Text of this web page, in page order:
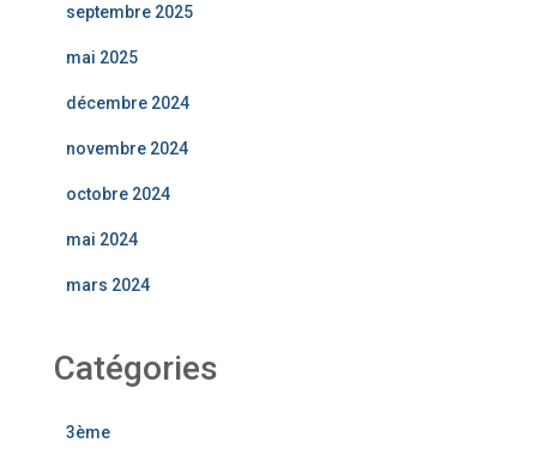
septembre 2025
mai 2025
décembre 2024
novembre 2024
octobre 2024
mai 2024
mars 2024
Catégories
3ème